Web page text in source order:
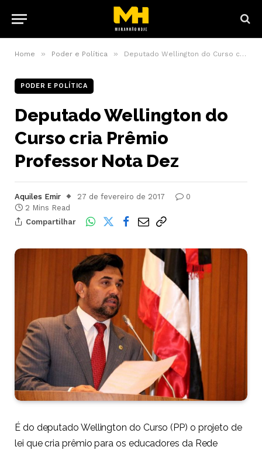
Home » Poder e Política » Deputado Wellington do Curso cria Prêmio Professor Nota Dez
PODER E POLÍTICA
Deputado Wellington do
Curso cria Prêmio
Professor Nota Dez
Aquiles Emir 27 de fevereiro de 2017
0
2 Mins Read
Compartilhar
É do deputado Wellington do Curso (PP) o projeto de
lei que cria prêmio para os educadores da Rede